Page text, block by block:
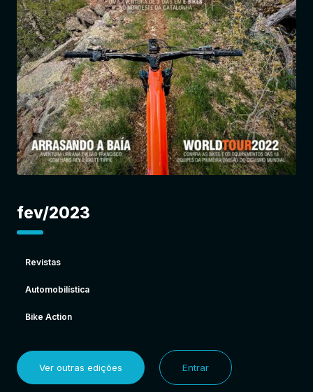
Entrar
fev/2023
Revistas
Automobilística
Bike Action
Ver outras edições Entrar